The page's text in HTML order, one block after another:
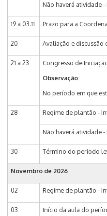
Não haverá atividade
19 a 03.11 Prazo para a
20 Avaliação e
21 a 23
Congresso de
Observação:
No período em que
28 Regime de plantão -
Não haverá atividade
30 Término do período
Novembro de 2026
02 Regime de plantão -
03 Início da aula do